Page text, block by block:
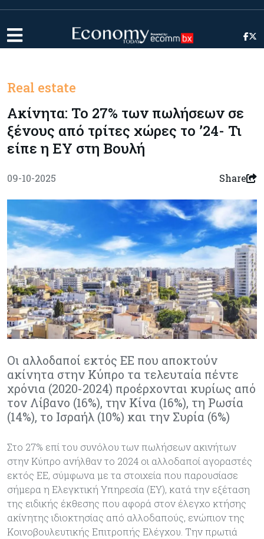
Real estate
Ακίνητα: Το 27% των πωλήσεων σε
ξένους από τρίτες χώρες το ’24- Τι
είπε η ΕΥ στη Βουλή
09-10-2025 Share
Οι αλλοδαποί εκτός ΕΕ που αποκτούν
ακίνητα στην Κύπρο τα τελευταία πέντε
χρόνια (2020-2024) προέρχονται κυρίως από
τον Λίβανο (16%), την Κίνα (16%), τη Ρωσία
(14%), το Ισραήλ (10%) και την Συρία (6%)
Στο 27% επί του συνόλου των πωλήσεων ακινήτων
στην Κύπρο ανήλθαν το 2024 οι αλλοδαποί αγοραστές
εκτός ΕΕ, σύμφωνα με τα στοιχεία που παρουσίασε
σήμερα η Ελεγκτική Υπηρεσία (ΕΥ), κατά την εξέταση
της ειδικής έκθεσης που αφορά στον έλεγχο κτήσης
ακίνητης ιδιοκτησίας από αλλοδαπούς, ενώπιον της
Κοινοβουλευτικής Επιτροπής Ελέγχου. Την πρωτιά